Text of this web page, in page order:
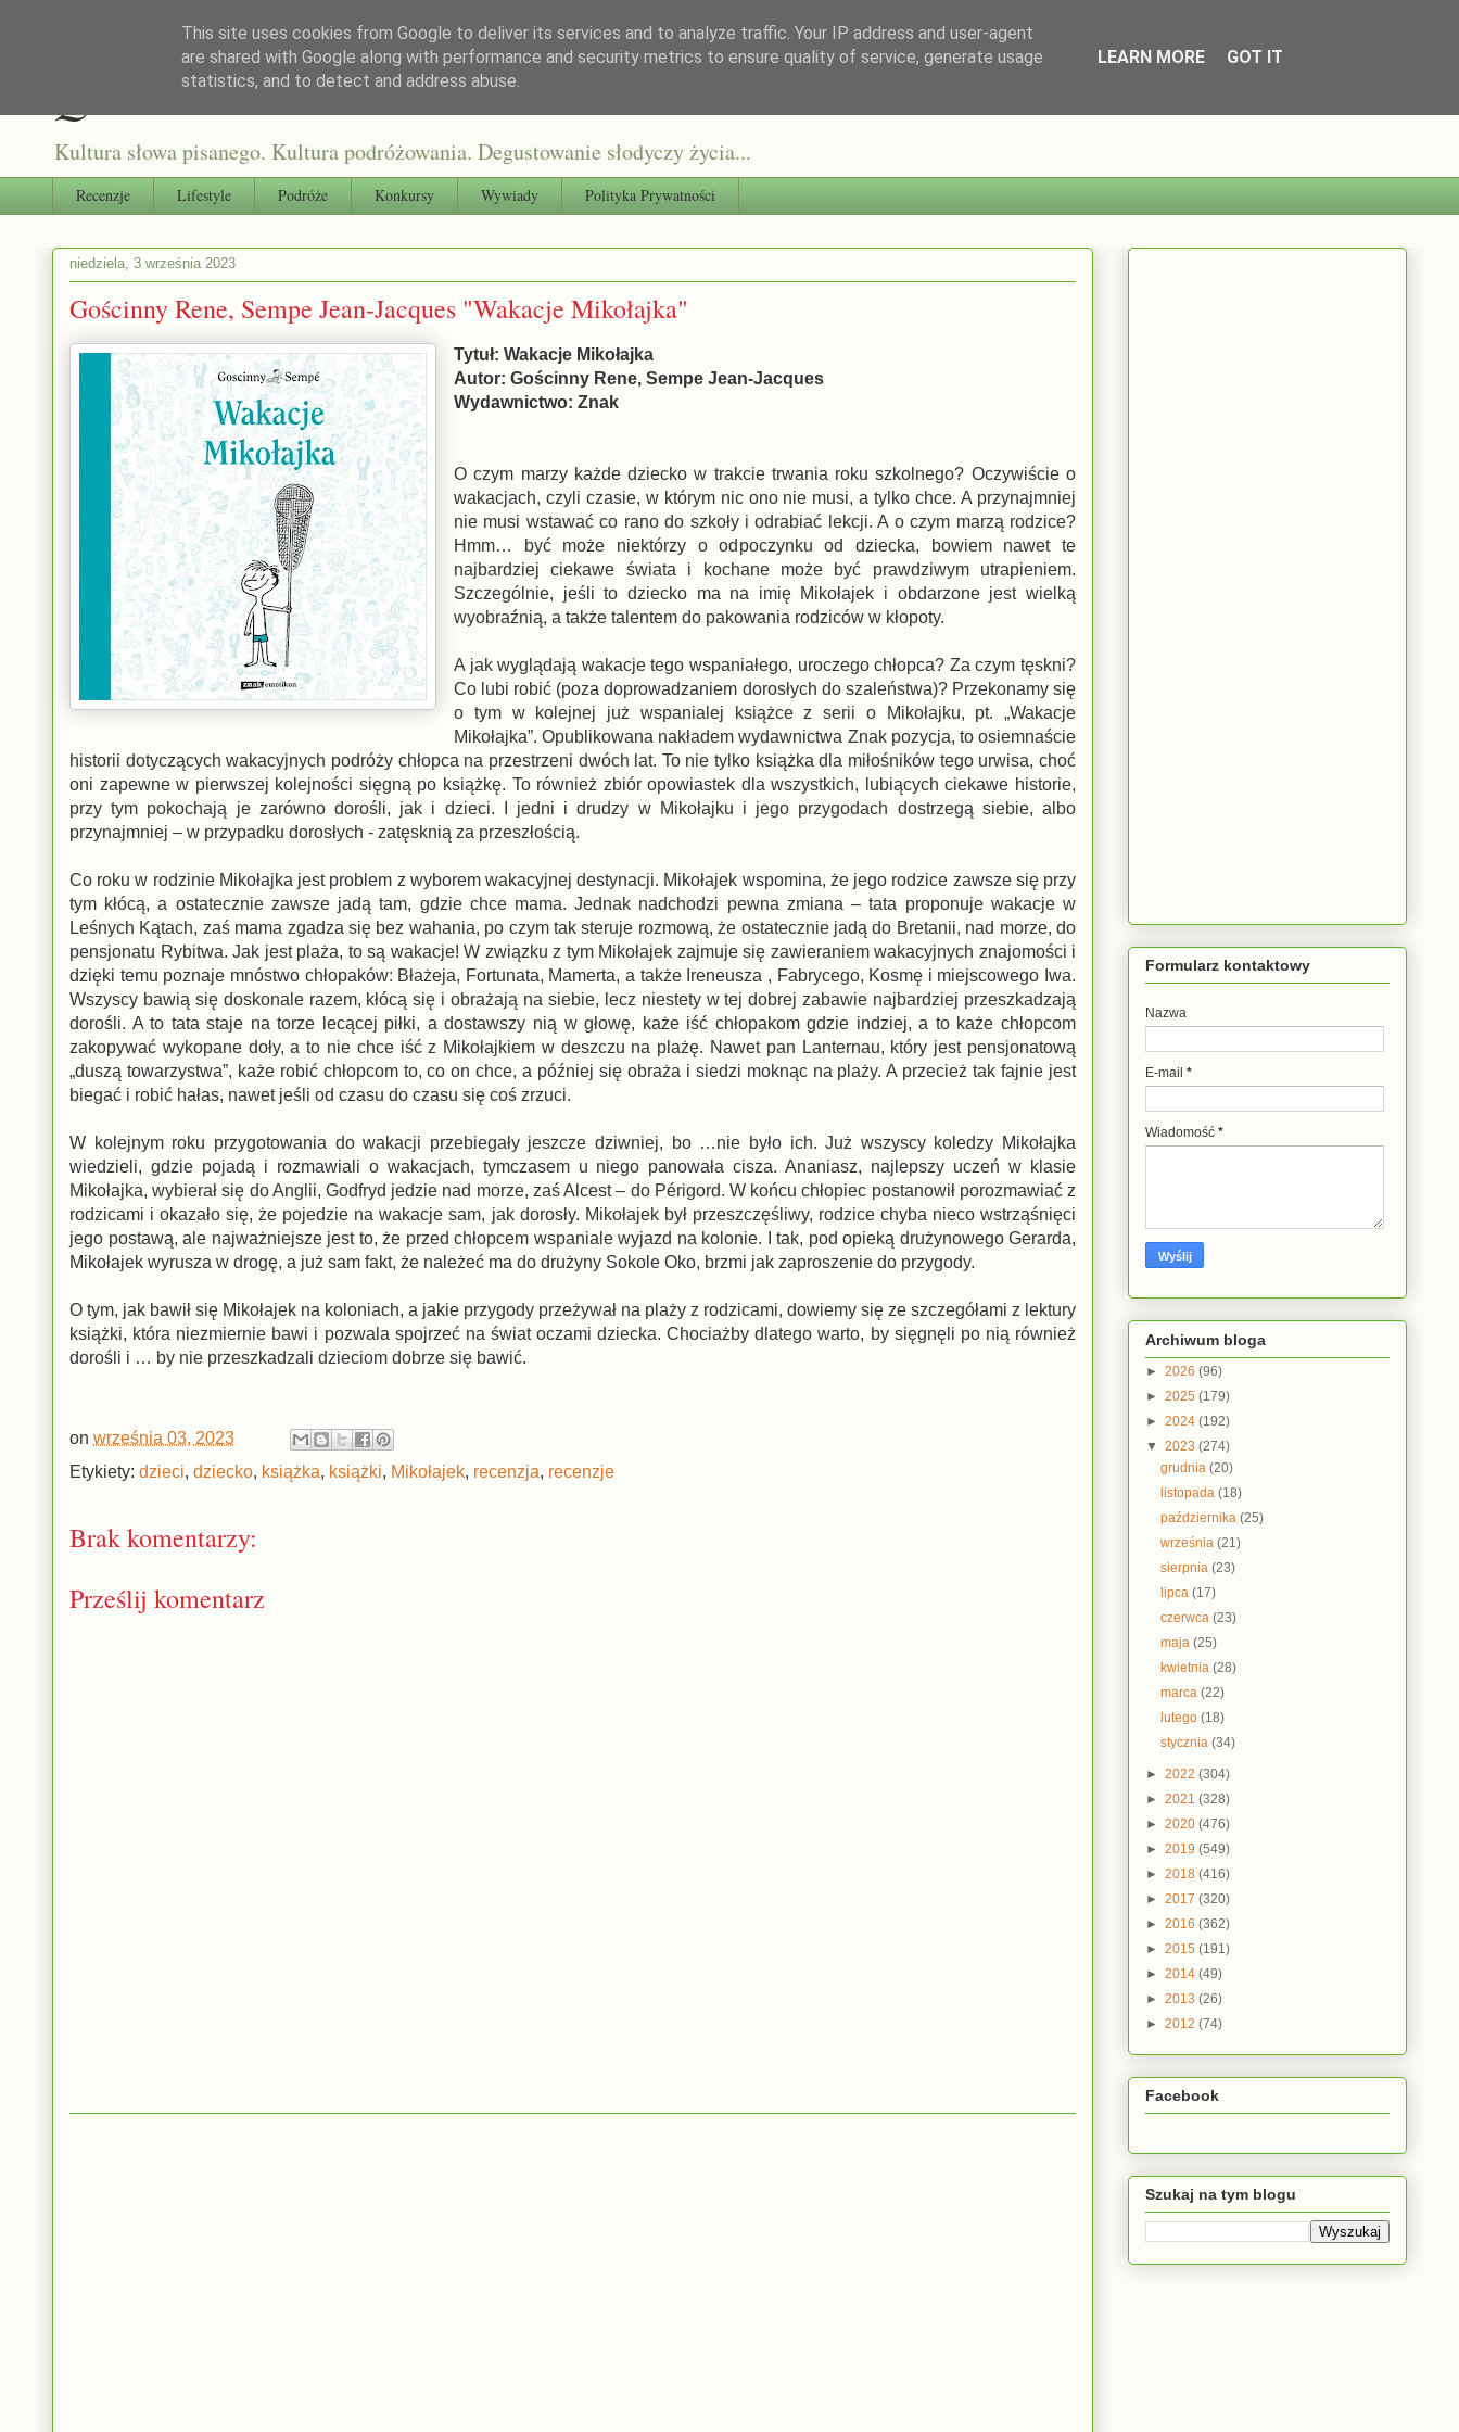
Qultura słowa
Kultura słowa pisanego. Kultura podróżowania. Degustowanie słodyczy życia...
Recenzje Lifestyle Podróże Konkursy Wywiady Polityka Prywatności
niedziela, 3 września 2023
Gościnny Rene, Sempe Jean-Jacques "Wakacje Mikołajka"
Tytuł: Wakacje Mikołajka
Autor: Gościnny Rene, Sempe Jean-Jacques
Wydawnictwo: Znak
O czym marzy każde dziecko w trakcie trwania roku szkolnego? Oczywiście o
wakacjach, czyli czasie, w którym nic ono nie musi, a tylko chce. A przynajmniej
nie musi wstawać co rano do szkoły i odrabiać lekcji. A o czym marzą rodzice?
Hmm… być może niektórzy o odpoczynku od dziecka, bowiem nawet te
najbardziej ciekawe świata i kochane może być prawdziwym utrapieniem.
Szczególnie, jeśli to dziecko ma na imię Mikołajek i obdarzone jest wielką
wyobraźnią, a także talentem do pakowania rodziców w kłopoty.
A jak wyglądają wakacje tego wspaniałego, uroczego chłopca? Za czym tęskni?
Co lubi robić (poza doprowadzaniem dorosłych do szaleństwa)? Przekonamy się
o tym w kolejnej już wspanialej książce z serii o Mikołajku, pt. „Wakacje
Mikołajka”. Opublikowana nakładem wydawnictwa Znak pozycja, to osiemnaście
historii dotyczących wakacyjnych podróży chłopca na przestrzeni dwóch lat. To nie tylko książka dla miłośników tego urwisa, choć
oni zapewne w pierwszej kolejności sięgną po książkę. To również zbiór opowiastek dla wszystkich, lubiących ciekawe historie,
przy tym pokochają je zarówno dorośli, jak i dzieci. I jedni i drudzy w Mikołajku i jego przygodach dostrzegą siebie, albo
przynajmniej – w przypadku dorosłych - zatęsknią za przeszłością.
Co roku w rodzinie Mikołajka jest problem z wyborem wakacyjnej destynacji. Mikołajek wspomina, że jego rodzice zawsze się przy
tym kłócą, a ostatecznie zawsze jadą tam, gdzie chce mama. Jednak nadchodzi pewna zmiana – tata proponuje wakacje w
Leśnych Kątach, zaś mama zgadza się bez wahania, po czym tak steruje rozmową, że ostatecznie jadą do Bretanii, nad morze, do
pensjonatu Rybitwa. Jak jest plaża, to są wakacje! W związku z tym Mikołajek zajmuje się zawieraniem wakacyjnych znajomości i
dzięki temu poznaje mnóstwo chłopaków: Błażeja, Fortunata, Mamerta, a także Ireneusza , Fabrycego, Kosmę i miejscowego Iwa.
Wszyscy bawią się doskonale razem, kłócą się i obrażają na siebie, lecz niestety w tej dobrej zabawie najbardziej przeszkadzają
dorośli. A to tata staje na torze lecącej piłki, a dostawszy nią w głowę, każe iść chłopakom gdzie indziej, a to każe chłopcom
zakopywać wykopane doły, a to nie chce iść z Mikołajkiem w deszczu na plażę. Nawet pan Lanternau, który jest pensjonatową
„duszą towarzystwa”, każe robić chłopcom to, co on chce, a później się obraża i siedzi moknąc na plaży. A przecież tak fajnie jest
biegać i robić hałas, nawet jeśli od czasu do czasu się coś zrzuci.
W kolejnym roku przygotowania do wakacji przebiegały jeszcze dziwniej, bo …nie było ich. Już wszyscy koledzy Mikołajka
wiedzieli, gdzie pojadą i rozmawiali o wakacjach, tymczasem u niego panowała cisza. Ananiasz, najlepszy uczeń w klasie
Mikołajka, wybierał się do Anglii, Godfryd jedzie nad morze, zaś Alcest – do Périgord. W końcu chłopiec postanowił porozmawiać z
rodzicami i okazało się, że pojedzie na wakacje sam, jak dorosły. Mikołajek był przeszczęśliwy, rodzice chyba nieco wstrząśnięci
jego postawą, ale najważniejsze jest to, że przed chłopcem wspaniale wyjazd na kolonie. I tak, pod opieką drużynowego Gerarda,
Mikołajek wyrusza w drogę, a już sam fakt, że należeć ma do drużyny Sokole Oko, brzmi jak zaproszenie do przygody.
O tym, jak bawił się Mikołajek na koloniach, a jakie przygody przeżywał na plaży z rodzicami, dowiemy się ze szczegółami z lektury
książki, która niezmiernie bawi i pozwala spojrzeć na świat oczami dziecka. Chociażby dlatego warto, by sięgnęli po nią również
dorośli i … by nie przeszkadzali dzieciom dobrze się bawić.
on września 03, 2023
Etykiety: dzieci, dziecko, książka, książki, Mikołajek, recenzja, recenzje
Brak komentarzy:
Prześlij komentarz
Formularz kontaktowy
Nazwa
E-mail *
Wiadomość *
Archiwum bloga
► 2026 (96)
► 2025 (179)
► 2024 (192)
▼ 2023 (274)
grudnia(20)
listopada(18)
października(25)
września(21)
sierpnia(23)
lipca(17)
czerwca(23)
maja(25)
kwietnia(28)
marca(22)
lutego(18)
stycznia(34)
► 2022 (304)
► 2021 (328)
► 2020 (476)
► 2019 (549)
► 2018 (416)
► 2017 (320)
► 2016 (362)
► 2015 (191)
► 2014 (49)
► 2013 (26)
► 2012 (74)
Facebook
Szukaj na tym blogu
This site uses cookies from Google to deliver its services and to analyze traffic. Your IP address and user-agent
are shared with Google along with performance and security metrics to ensure quality of service, generate usage
statistics, and to detect and address abuse.
LEARN MORE GOT IT